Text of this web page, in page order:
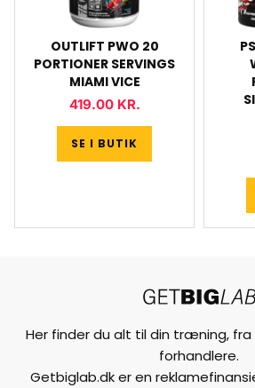
OUTLIFT PWO 20
PORTIONER SERVINGS
MIAMI VICE
419.00 KR.
SE I BUTIK
Her finder du alt til din træning,
forhandlere.
Getbiglab.dk er en